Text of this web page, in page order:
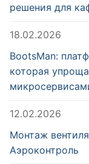
решения для
18.02.2026
BootsMan:
которая
12.02.2026
Монтаж
Аэроконтроль